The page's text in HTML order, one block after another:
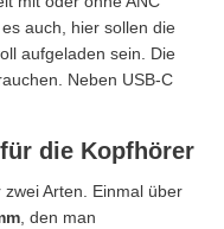
auch, hier sollen die
aufgeladen sein. Die
Neben USB-C
die Kopfhörer
Arten. Einmal über
, den man